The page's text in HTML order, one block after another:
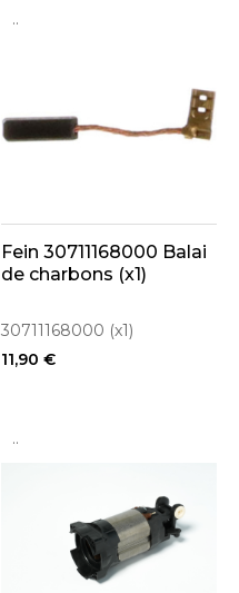
..
Fein 30711168000 Balai
de charbons (x1)
30711168000 (x1)
11,90 €
..